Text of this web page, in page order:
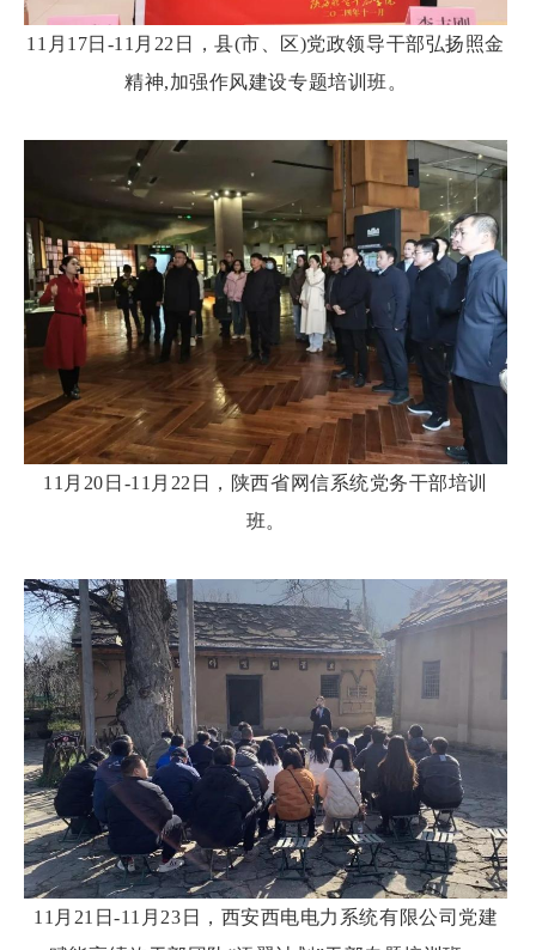
11月17日-11月22日，县(市、区)党政领导干部弘扬照金
精神,加强作风建设专题培训班。
11月20日-11月22日，陕西省网信系统党务干部培训
班。
11月21日-11月23日，西安西电电力系统有限公司党建